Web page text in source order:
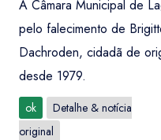
A Câmara Municipal de
pelo falecimento de
Dachroden, cidadã de
desde 1979.
ok
Detalhe & notícia
original